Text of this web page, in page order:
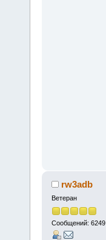
rw3adb
Ветеран
Сообщений: 6249